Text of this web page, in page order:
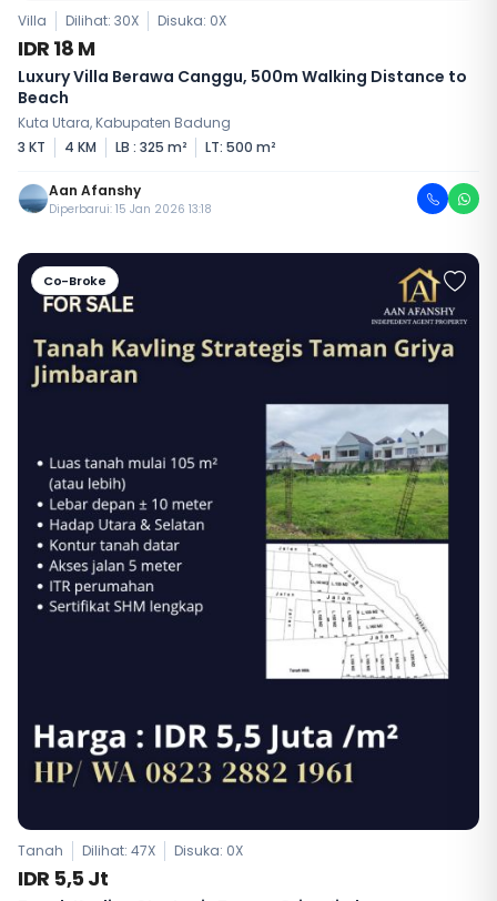
Villa Dilihat: 30X Disuka: 0X
IDR 18 M
Luxury Villa Berawa Canggu, 500m Walking Distance to
Beach
Kuta Utara, Kabupaten Badung
3 KT
4 KM LB : 325 m² LT: 500 m²
Aan Afanshy
Diperbarui: 15 Jan 2026 13:18
Co-Broke
Tanah Dilihat: 47X Disuka: 0X
IDR 5,5 Jt